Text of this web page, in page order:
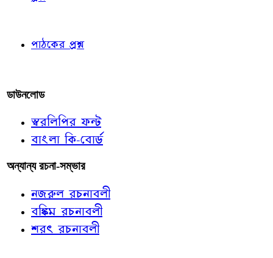
পাঠকের প্রশ্ন
ডাউনলোড
স্বরলিপির ফন্ট
বাংলা কি-বোর্ড
অন্যান্য রচনা-সম্ভার
নজরুল রচনাবলী
বঙ্কিম রচনাবলী
শরৎ রচনাবলী